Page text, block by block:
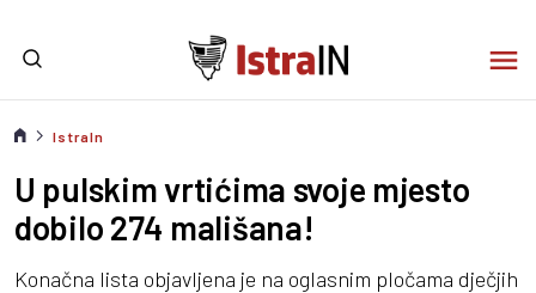
IstraIn
U pulskim vrtićima svoje mjesto
dobilo 274 mališana!
Konačna lista objavljena je na oglasnim pločama dječjih